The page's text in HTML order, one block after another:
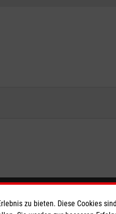
zu bieten. Diese Cookies